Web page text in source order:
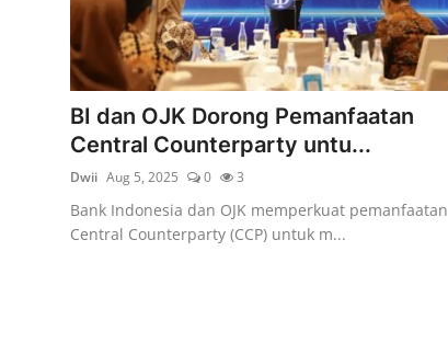
Obligasi & Reksadana
Rekomendasi
BI dan OJK Dorong Pemanfaatan
Central Counterparty untu...
Dwii Aug 5, 2025 0 3
Bank Indonesia dan OJK memperkuat pemanfaatan
Central Counterparty (CCP) untuk m...